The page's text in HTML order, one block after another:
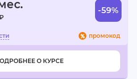
-59%
промокод
О КУРСЕ